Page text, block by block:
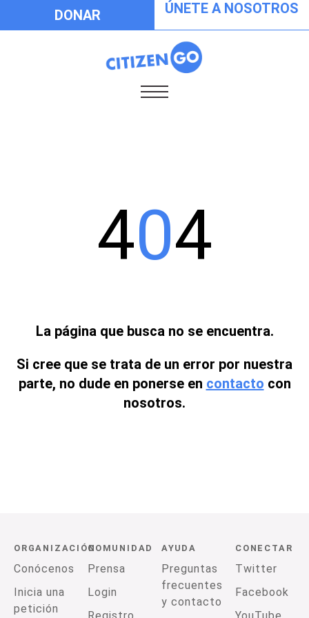
DONAR ÚNETE A NOSOTROS
404
La página que busca no se encuentra.
Si cree que se trata de un error por nuestra
parte, no dude en ponerse en contacto con
nosotros.
ORGANIZACIÓN
Conócenos
Inicia una
petición
COMUNIDAD
Prensa
Login
AYUDA
Preguntas
frecuentes
y contacto
CONECTAR
Twitter
Facebook